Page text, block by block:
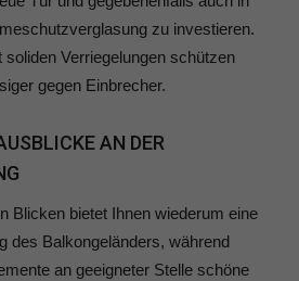
zu investieren.
Verriegelungen schützen
gegen Einbrecher.
AN DER
Blicken bietet Ihnen wiederum eine
des Balkongeländers, während
an geeigneter Stelle schöne